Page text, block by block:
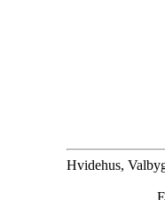
Hvidehus,